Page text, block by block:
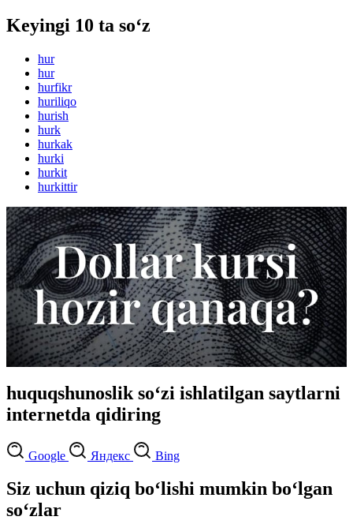
Keyingi 10 ta so‘z
hur
hur
hurfikr
huriliqo
hurish
hurk
hurkak
hurki
hurkit
hurkittir
huquqshunoslik so‘zi ishlatilgan saytlarni
internetda qidiring
Google Яндекс Bing
Siz uchun qiziq bo‘lishi mumkin bo‘lgan
so‘zlar